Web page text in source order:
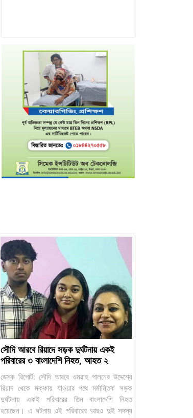
সৌদি আরবে রিয়াদে সড়ক দুর্ঘটনায় একই
পরিবারের ৩ বাংলাদেশি নিহত, আহত ২
ডেস্ক রিপোর্ট: সৌদি আরবে ওমরাহ পালনের উদ্দেশ্যে
রিয়াদ থেকে মক্কায় যাওয়ার পথে মর্মান্তিক সড়ক
দুর্ঘটনায় একই পরিবারের তিন বাংলাদেশি নিহত
হয়েছেন। এ ঘটনায় ওই পরিবারের আরও দুই সদস্য